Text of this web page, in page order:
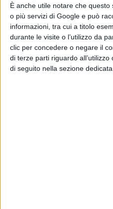
È anche utile notare che
o più servizi di Google e può
informazioni, tra cui a titolo
durante le visite o l’utilizzo da
clic per concedere o negare il
di terze parti riguardo
di seguito nella sezione
Chi siamo Contatti
Emanuela Giuliani